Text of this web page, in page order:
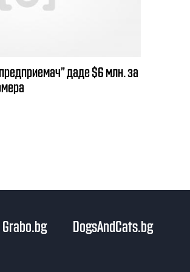
даде $6 млн. за
Grabo.bg DogsAndCats.bg